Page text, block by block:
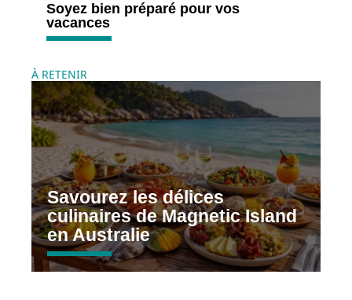
Soyez bien préparé pour vos
vacances
À RETENIR
Savourez les délices
culinaires de Magnetic Island
en Australie